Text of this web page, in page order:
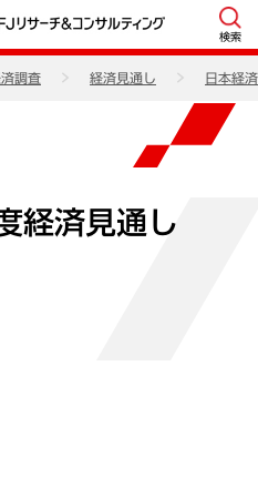
検索
調査 経済見通し 日本経
経済見通し